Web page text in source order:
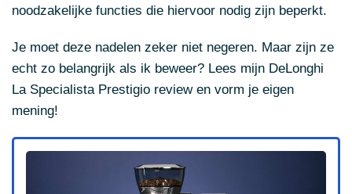
noodzakelijke functies die hiervoor nodig zijn beperkt.
Je moet deze nadelen zeker niet negeren. Maar zijn ze
echt zo belangrijk als ik beweer? Lees mijn DeLonghi
La Specialista Prestigio review en vorm je eigen
mening!